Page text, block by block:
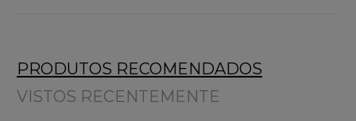
PRODUTOS RECOMENDADOS
VISTOS RECENTEMENTE